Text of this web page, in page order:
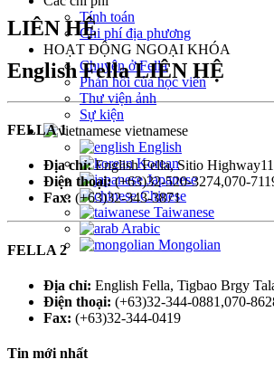
Tính toán
Chi phí địa phương
HOẠT ĐỘNG NGOẠI KHÓA
Chuyện ở Fella
Phản hồi của học viên
Thư viện ảnh
Sự kiện
vietnamese
English
Korean
Japanese
Chinese
Taiwanese
Arabic
Mongolian
LIÊN HỆ
English FellaLIÊN HỆ
FELLA 1
Địa chỉ:English Fella, Sitio
Điện thoại:(+63)32-520-3274,070-
Fax: (+63)32-343-3871
FELLA 2
Địa chỉ: English Fella, Tigbao Brgy
Điện thoại: (+63)32-344-0881,070-
Fax: (+63)32-344-0419
Tin mới nhất